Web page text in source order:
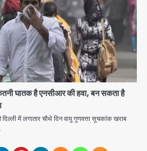
घातक है एनसीआर की हवा, बन सकता है
में लगातार चौथे दिन वायु गुणवत्ता सूचकांक खराब